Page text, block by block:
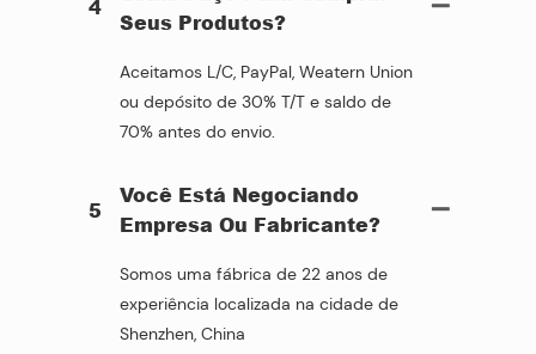
4
Seus Produtos?
Aceitamos L/C, PayPal, Weatern Union
ou depósito de 30% T/T e saldo de
70% antes do envio.
5
Você Está Negociando
Empresa Ou Fabricante?
Somos uma fábrica de 22 anos de
experiência localizada na cidade de
Shenzhen, China